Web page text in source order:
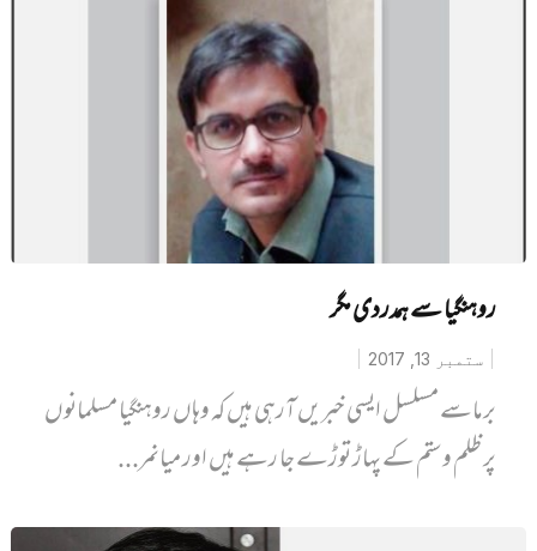
روہنگیا سے ہمدردی مگر
ستمبر 13, 2017
برماسے مسلسل ایسی خبریں آرہی ہیں کہ وہاں روہنگیا مسلمانوں
پر ظلم وستم کے پہاڑ توڑے جا رہے ہیں اور میانمر...